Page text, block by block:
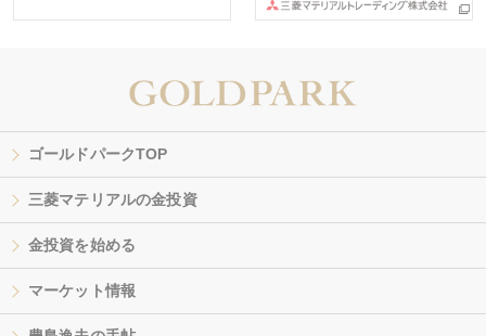
ゴールドパークTOP
三菱マテリアルの金投資
金投資を始める
マーケット情報